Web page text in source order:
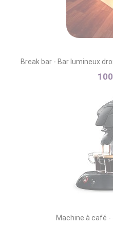
Break bar - Bar lumineux
Machine à café -